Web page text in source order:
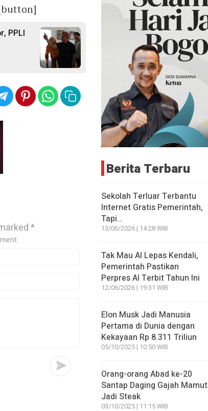
PPLI
*
Berita Terbaru
Sekolah Terluar Terbantu
Internet Gratis Pemerintah,
Tapi…
13/06/2026 | 14:28 WIB
Tak Mau AI Lepas Kendali,
Pemerintah Pastikan
Perpres AI Terbit Tahun Ini
12/06/2026 | 19:31 WIB
Elon Musk Jadi Manusia
Pertama di Dunia dengan
Kekayaan Rp 8.311 Triliun
05/10/2025 | 10:50 WIB
Orang-orang Abad ke-20
Santap Daging Gajah Mamut
Jadi Steak
03/10/2025 | 11:15 WIB